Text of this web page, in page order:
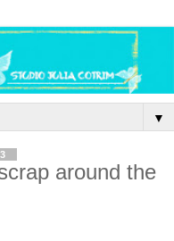
▼
around the